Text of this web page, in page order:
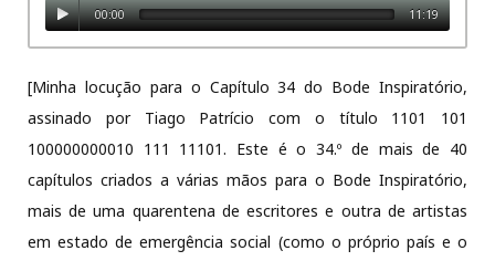
00:00 11:19
[Minha locução para o Capítulo 34 do Bode Inspiratório,
assinado por Tiago Patrício com o título 1101 101
100000000010 111 11101. Este é o 34.º de mais de 40
capítulos criados a várias mãos para o Bode Inspiratório,
mais de uma quarentena de escritores e outra de artistas
em estado de emergência social (como o próprio país e o